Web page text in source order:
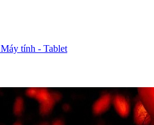
Máy tính - Tablet